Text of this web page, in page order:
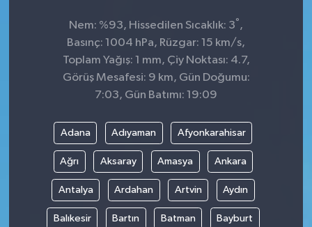
Nem: %93, Hissedilen Sıcaklık: 3°,
Basınç: 1004 hPa, Rüzgar: 15 km/s,
Toplam Yağış: 1 mm, Çiy Noktası: 4.7,
Görüş Mesafesi: 9 km, Gün Doğumu:
7:03, Gün Batımı: 19:09
Adana Adıyaman Afyonkarahisar
Ağrı Aksaray Amasya Ankara
Antalya Ardahan Artvin Aydın
Balıkesir Bartın Batman Bayburt